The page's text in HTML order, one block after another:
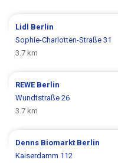
Lidl Berlin
Sophie-Charlotten-Straße 31
3.7 km
REWE Berlin
Wundtstraße 26
3.7 km
Denns Biomarkt Berlin
Kaiserdamm 112